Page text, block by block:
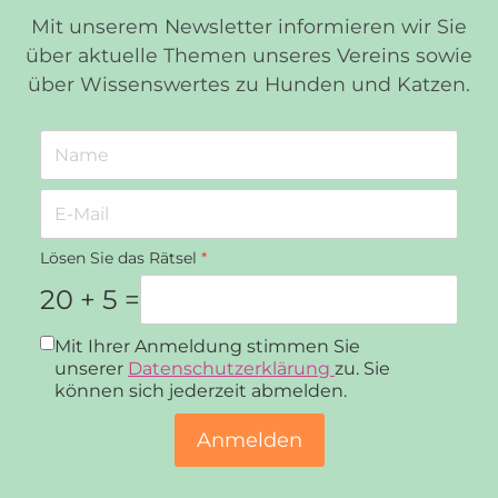
Mit unserem Newsletter informieren wir Sie
über aktuelle Themen unseres Vereins sowie
über Wissenswertes zu Hunden und Katzen.
Lösen Sie das Rätsel *
20 + 5 =
Datenschutz*
Mit Ihrer Anmeldung stimmen Sie
unserer Datenschutzerklärung zu. Sie
können sich jederzeit abmelden.
Anmelden